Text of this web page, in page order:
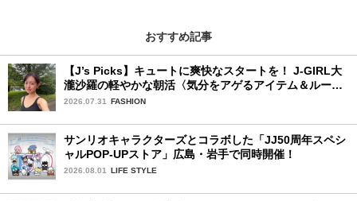
おすすめ記事
【J’s Picks】キュートに爽快なスタートを！ J-GIRL大
瀧沙羅の軽やかな朝活〈気分をアゲるアイテム＆ルーテ
ィーン〉
2026.07.31 FASHION
サンリオキャラクターズとコラボした「JJ50周年スペシ
ャルPOP-UPストア」広島・岩手で同時開催！
2026.08.01 LIFE STYLE